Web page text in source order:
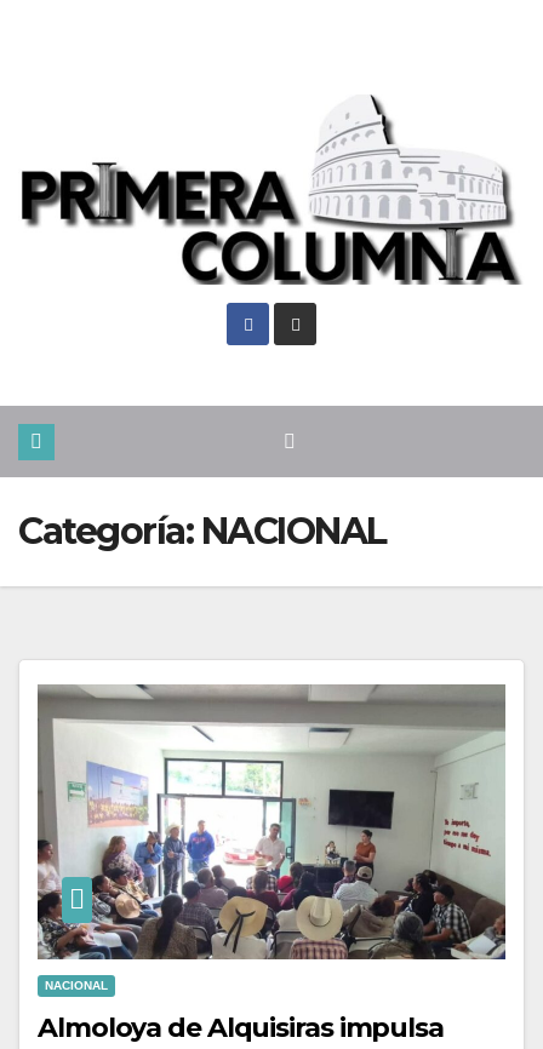
Categoría: NACIONAL
NACIONAL
Almoloya de Alquisiras impulsa